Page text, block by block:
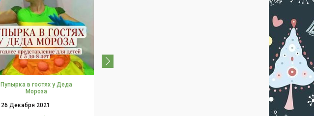
Пупырка в гостях у Деда
Мороза
26 Декабря 2021
"Звёздная экспедиция в
Новогодних традициях"
23 Декабря 2023 - 30
Декабря 2023